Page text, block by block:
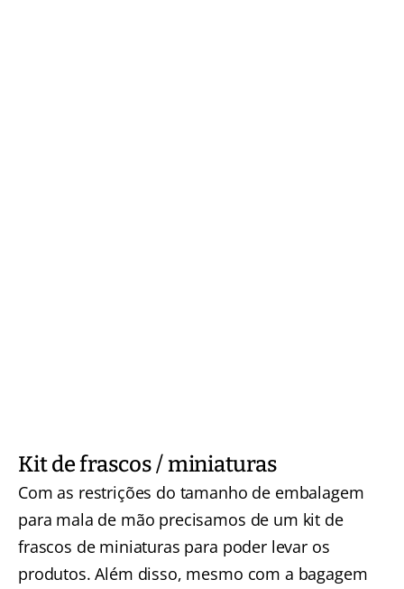
Kit de frascos / miniaturas
Com as restrições do tamanho de embalagem
para mala de mão precisamos de um kit de
frascos de miniaturas para poder levar os
produtos. Além disso, mesmo com a bagagem